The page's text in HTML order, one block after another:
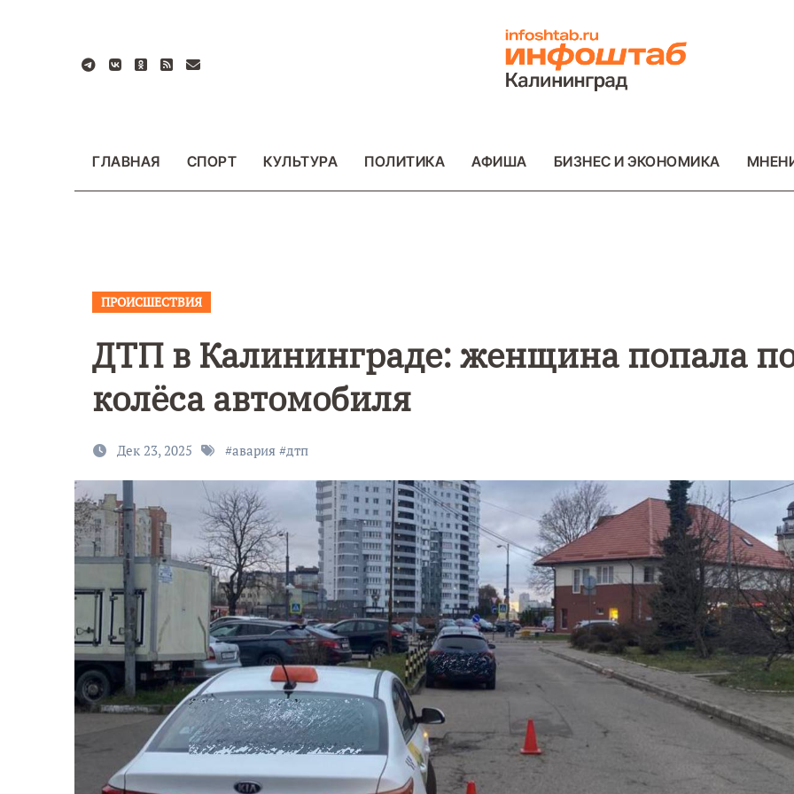
содержанию
ГЛАВНАЯ СПОРТ КУЛЬТУРА ПОЛИТИКА АФИША БИЗНЕС И ЭКОНОМИКА
ПРОИСШЕСТВИЯ
ДТП в Калининграде: женщина попала
колёса автомобиля
Дек 23, 2025 #авария #дтп
9 Мая — День
Победы!
Уникальное
северное
сияние
запечатлели
над Балтикой
как
после